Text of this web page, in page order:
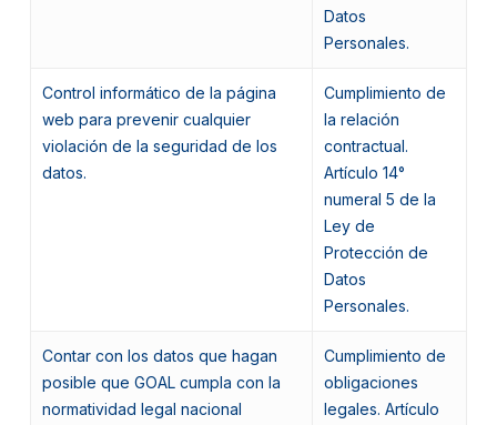
Datos
Personales.
Control informático de la página
web para prevenir cualquier
violación de la seguridad de los
datos.
Cumplimiento de
la relación
contractual.
Artículo 14°
numeral 5 de la
Ley de
Protección de
Datos
Personales.
Contar con los datos que hagan
posible que GOAL cumpla con la
normatividad legal nacional
Cumplimiento de
obligaciones
legales. Artículo